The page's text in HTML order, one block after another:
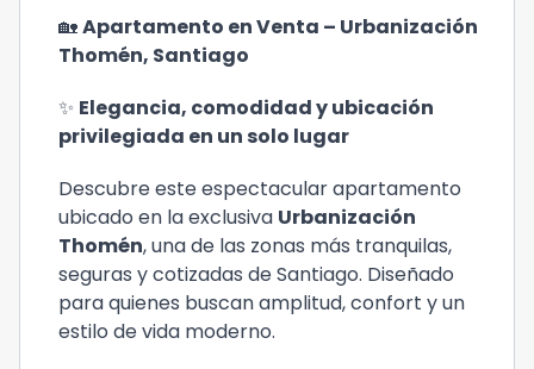
🏡Apartamento en Venta – Urbanización
Thomén, Santiago
✨ Elegancia, comodidad y ubicación
privilegiada en un solo lugar
Descubre este espectacular apartamento
ubicado en la exclusiva Urbanización
Thomén, una de las zonas más tranquilas,
seguras y cotizadas de Santiago. Diseñado
para quienes buscan amplitud, confort y un
estilo de vida moderno.